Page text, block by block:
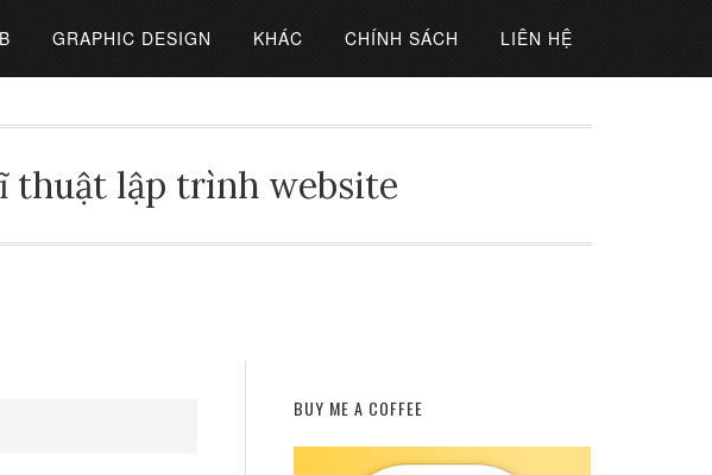
GRAPHIC DESIGN KHÁC CHÍNH SÁCH LIÊN HỆ
thuật lập trình website
BUY ME A COFFEE